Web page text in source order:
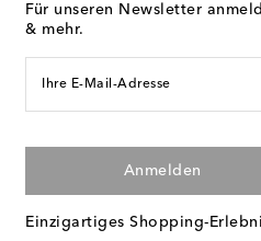
Für unseren Newsletter
& mehr.
Ihre E-Mail-Adresse
Anmelden
Einzigartiges Shopping-